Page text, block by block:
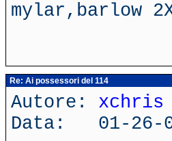
mylar,barlow
Re: Ai possessori del 114
Autore: xchris
Data: 01-26-